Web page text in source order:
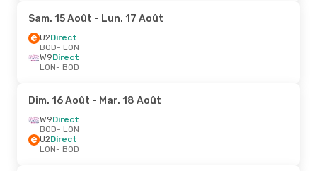
Sam. 15 Août - Lun. 17 Août
U2Direct
BOD- LON
W9Direct
LON- BOD
Dim. 16 Août - Mar. 18 Août
W9Direct
BOD- LON
U2Direct
LON- BOD